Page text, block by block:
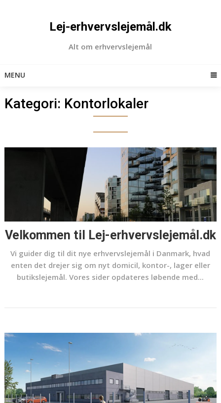
Lej-erhvervslejemål.dk
Alt om erhvervslejemål
MENU
Kategori: Kontorlokaler
Velkommen til Lej-erhvervslejemål.dk
Vi guider dig til dit nye erhvervslejemål i Danmark, hvad
enten det drejer sig om nyt domicil, kontor-, lager eller
butikslejemål. Vores sider opdateres løbende med...